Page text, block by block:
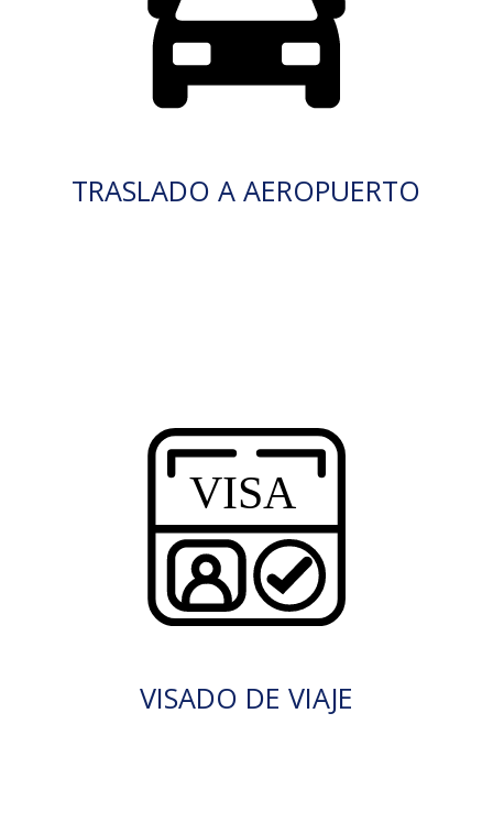
TRASLADO A AEROPUERTO
VISADO DE VIAJE